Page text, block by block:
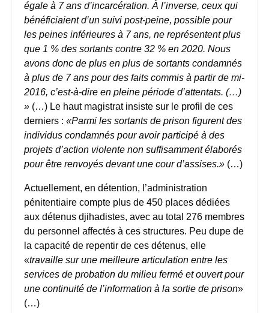
égale à 7 ans d’incarcération. À l’inverse, ceux qui
bénéficiaient d’un suivi post-peine, possible pour
les peines inférieures à 7 ans, ne représentent plus
que 1 % des sortants contre 32 % en 2020. Nous
avons donc de plus en plus de sortants condamnés
à plus de 7 ans pour des faits commis à partir de mi-
2016, c’est-à-dire en pleine période d’attentats. (…)
» (…) Le haut magistrat insiste sur le profil de ces
derniers : «Parmi les sortants de prison figurent des
individus condamnés pour avoir participé à des
projets d’action violente non suffisamment élaborés
pour être renvoyés devant une cour d’assises.» (…)
Actuellement, en détention, l’administration
pénitentiaire compte plus de 450 places dédiées
aux détenus djihadistes, avec au total 276 membres
du personnel affectés à ces structures. Peu dupe de
la capacité de repentir de ces détenus, elle
«travaille sur une meilleure articulation entre les
services de probation du milieu fermé et ouvert pour
une continuité de l’information à la sortie de prison»
(…)